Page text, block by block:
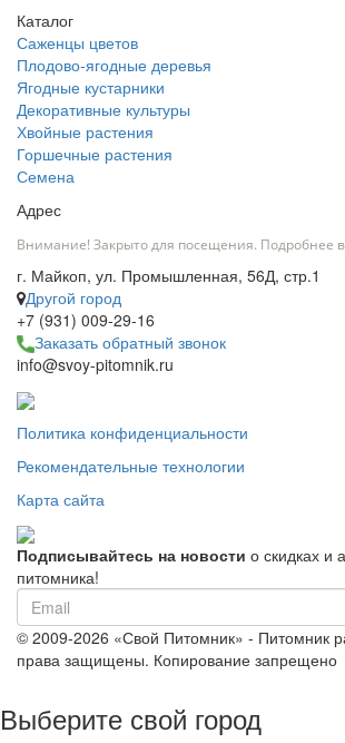
Каталог
Саженцы цветов
Плодово-ягодные деревья
Ягодные кустарники
Декоративные культуры
Хвойные растения
Горшечные растения
Семена
Адрес
Внимание! Закрыто для посещения. Подробнее
г. Майкоп, ул. Промышленная, 56Д, стр.1
Другой город
+7 (931) 009-29-16
Заказать обратный звонок
info@svoy-pitomnik.ru
Политика конфиденциальности
Рекомендательные технологии
Карта сайта
Подписывайтесь на новости о скидках и
питомника!
© 2009-2026 «Свой Питомник» - Питомник
права защищены. Копирование запрещено
Выберите свой город